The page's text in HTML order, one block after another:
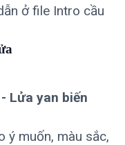
ở file Intro cầu
Lửa yan biến
ý muốn, màu sắc,